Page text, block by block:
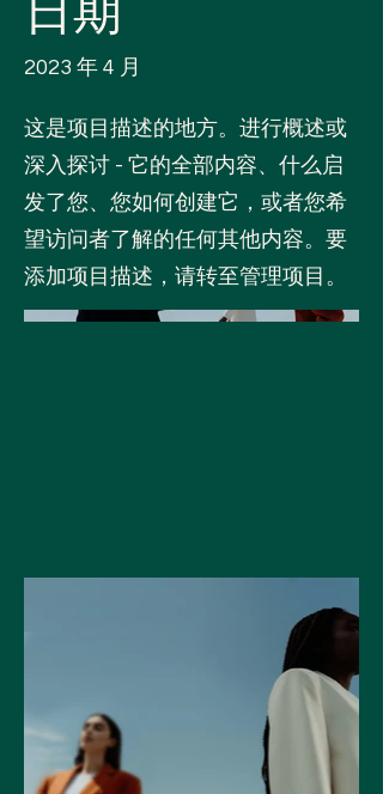
2023 年 4 月
这是项目描述的地方。进行概述或
深入探讨 - 它的全部内容、什么启
发了您、您如何创建它，或者您希
望访问者了解的任何其他内容。要
添加项目描述，请转至管理项目。